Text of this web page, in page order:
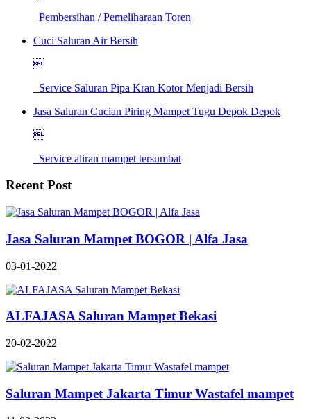
Pembersihan / Pemeliharaan Toren
Cuci Saluran Air Bersih

Service Saluran Pipa Kran Kotor Menjadi Bersih
Jasa Saluran Cucian Piring Mampet Tugu Depok Depok

Service aliran mampet tersumbat
Recent Post
Jasa Saluran Mampet BOGOR | Alfa Jasa
03-01-2022
ALFAJASA Saluran Mampet Bekasi
20-02-2022
Saluran Mampet Jakarta Timur Wastafel mampet